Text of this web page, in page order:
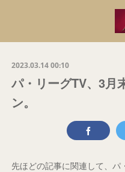
2023.03.14 00:10
パ・リーグTV、3月
ン。
先ほどの記事に関連して、